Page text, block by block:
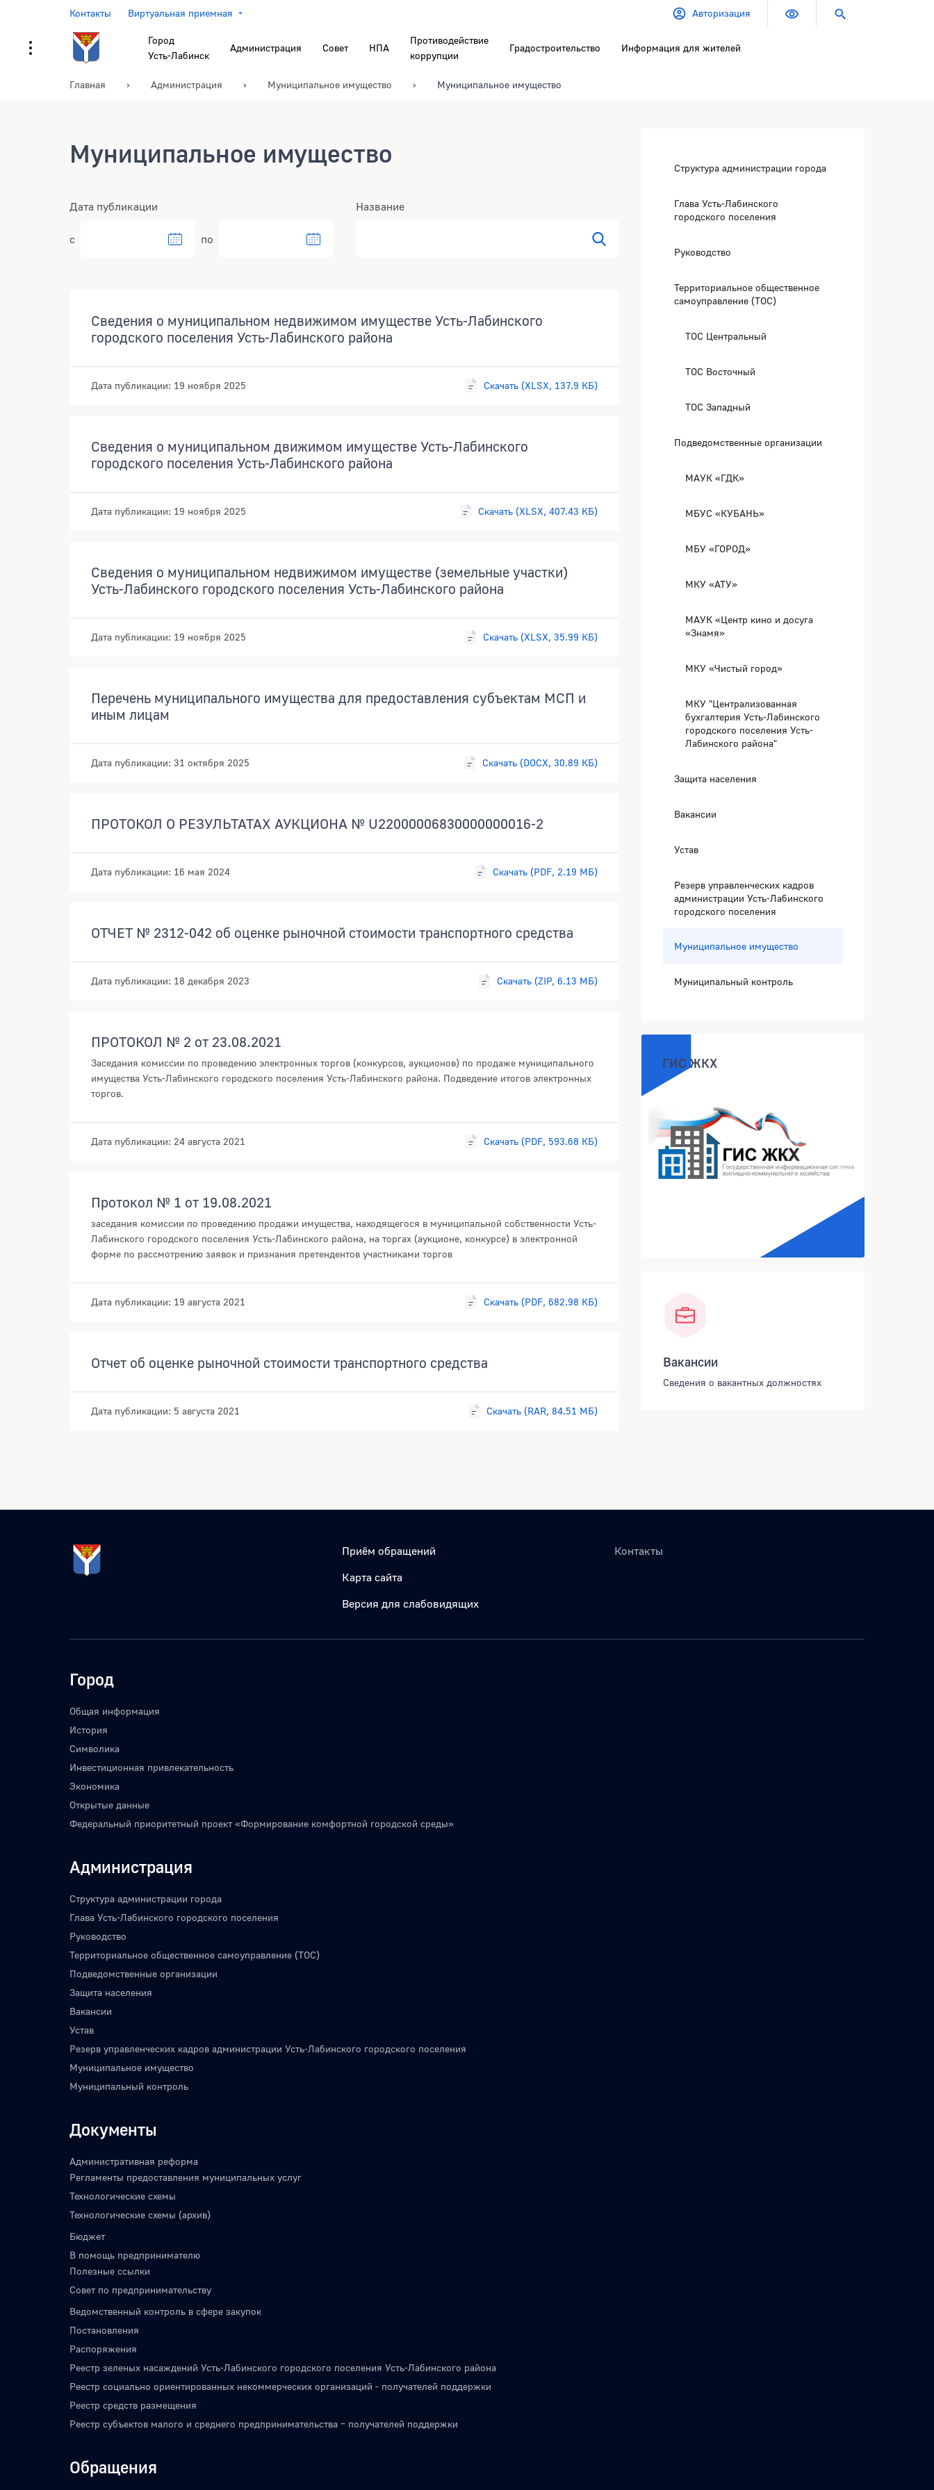
Контакты Виртуальная приемная Авторизация
Город
Усть-Лабинск
Администрация Совет НПА
Противодействие
коррупции
Градостроительство Информация для жителей
Главная Администрация Муниципальное имущество Муниципальное имущество
Муниципальное имущество
Фильтр
Дата публикации
с по
Название
Сведения о муниципальном недвижимом имуществе Усть-Лабинского
городского поселения Усть-Лабинского района
Дата публикации: 19 ноября 2025 Скачать (XLSX, 137.9 КБ)
Сведения о муниципальном движимом имуществе Усть-Лабинского
городского поселения Усть-Лабинского района
Дата публикации: 19 ноября 2025 Скачать (XLSX, 407.43 КБ)
Сведения о муниципальном недвижимом имуществе (земельные участки)
Усть-Лабинского городского поселения Усть-Лабинского района
Дата публикации: 19 ноября 2025 Скачать (XLSX, 35.99 КБ)
Перечень муниципального имущества для предоставления субъектам МСП и
иным лицам
Дата публикации: 31 октября 2025 Скачать (DOCX, 30.89 КБ)
ПРОТОКОЛ О РЕЗУЛЬТАТАХ АУКЦИОНА № U22000006830000000016-2
Дата публикации: 16 мая 2024 Скачать (PDF, 2.19 МБ)
ОТЧЕТ № 2312-042 об оценке рыночной стоимости транспортного средства
Дата публикации: 18 декабря 2023 Скачать (ZIP, 6.13 МБ)
ПРОТОКОЛ № 2 от 23.08.2021
Заседания комиссии по проведению электронных торгов (конкурсов, аукционов) по продаже муниципального
имущества Усть-Лабинского городского поселения Усть-Лабинского района. Подведение итогов электронных
торгов.
Дата публикации: 24 августа 2021 Скачать (PDF, 593.68 КБ)
Протокол № 1 от 19.08.2021
заседания комиссии по проведению продажи имущества, находящегося в муниципальной собственности Усть-
Лабинского городского поселения Усть-Лабинского района, на торгах (аукционе, конкурсе) в электронной
форме по рассмотрению заявок и признания претендентов участниками торгов
Дата публикации: 19 августа 2021 Скачать (PDF, 682.98 КБ)
Отчет об оценке рыночной стоимости транспортного средства
Дата публикации: 5 августа 2021 Скачать (RAR, 84.51 МБ)
Структура администрации города
Глава Усть-Лабинского
городского поселения
Руководство
Территориальное общественное
самоуправление (ТОС)
ТОС Центральный
ТОС Восточный
ТОС Западный
Подведомственные организации
МАУК «ГДК»
МБУС «КУБАНЬ»
МБУ «ГОРОД»
МКУ «АТУ»
МАУК «Центр кино и досуга
«Знамя»
МКУ «Чистый город»
МКУ "Централизованная
бухгалтерия Усть-Лабинского
городского поселения Усть-
Лабинского района"
Защита населения
Вакансии
Устав
Резерв управленческих кадров
администрации Усть-Лабинского
городского поселения
Муниципальное имущество
Муниципальный контроль
ГИС ЖКХ
Вакансии
Сведения о вакантных должностях
Приём обращений
Карта сайта
Версия для слабовидящих
Контакты
Город
Общая информация
История
Символика
Инвестиционная привлекательность
Экономика
Открытые данные
Федеральный приоритетный проект «Формирование комфортной городской среды»
Администрация
Структура администрации города
Глава Усть-Лабинского городского поселения
Руководство
Территориальное общественное самоуправление (ТОС)
Подведомственные организации
Защита населения
Вакансии
Устав
Резерв управленческих кадров администрации Усть-Лабинского городского поселения
Муниципальное имущество
Муниципальный контроль
Документы
Административная реформа
Регламенты предоставления муниципальных услуг
Технологические схемы
Технологические схемы (архив)
Бюджет
В помощь предпринимателю
Полезные ссылки
Совет по предпринимательству
Ведомственный контроль в сфере закупок
Постановления
Распоряжения
Реестр зеленых насаждений Усть-Лабинского городского поселения Усть-Лабинского района
Реестр социально ориентированных некоммерческих организаций - получателей поддержки
Реестр средств размещения
Реестр субъектов малого и среднего предпринимательства – получателей поддержки
Обращения